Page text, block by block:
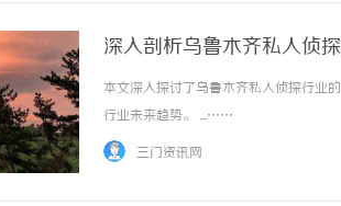
深入剖析乌鲁木齐私人侦
本文深入探讨了乌鲁木齐私人侦探行业
行业未来趋势。 ...……
三门资讯网